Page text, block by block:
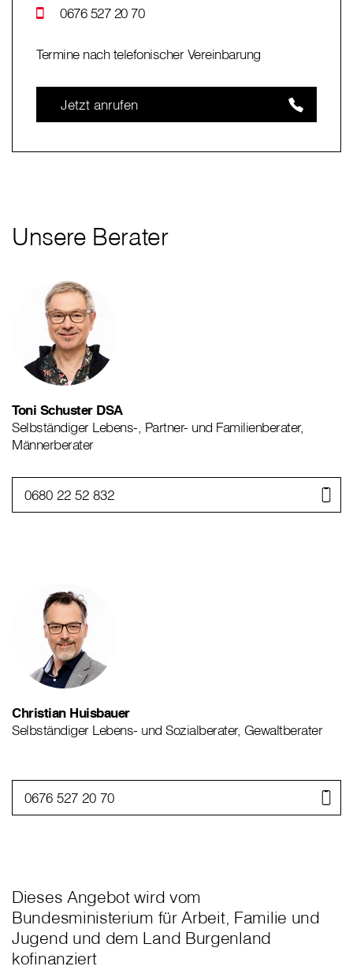
0676 527 20 70
Termine nach telefonischer Vereinbarung
Jetzt anrufen
Unsere Berater
Toni Schuster DSA
Selbständiger Lebens-, Partner- und Familienberater,
Männerberater
0680 22 52 832
Christian Huisbauer
Selbständiger Lebens- und Sozialberater, Gewaltberater
0676 527 20 70
Dieses Angebot wird vom
Bundesministerium für Arbeit, Familie und
Jugend und dem Land Burgenland
kofinanziert